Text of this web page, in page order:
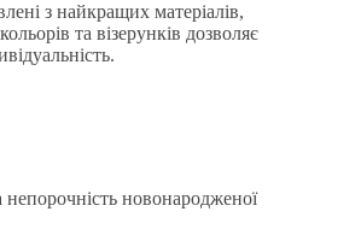
з найкращих матеріалів,
та візерунків дозволяє
непорочність новонародженої